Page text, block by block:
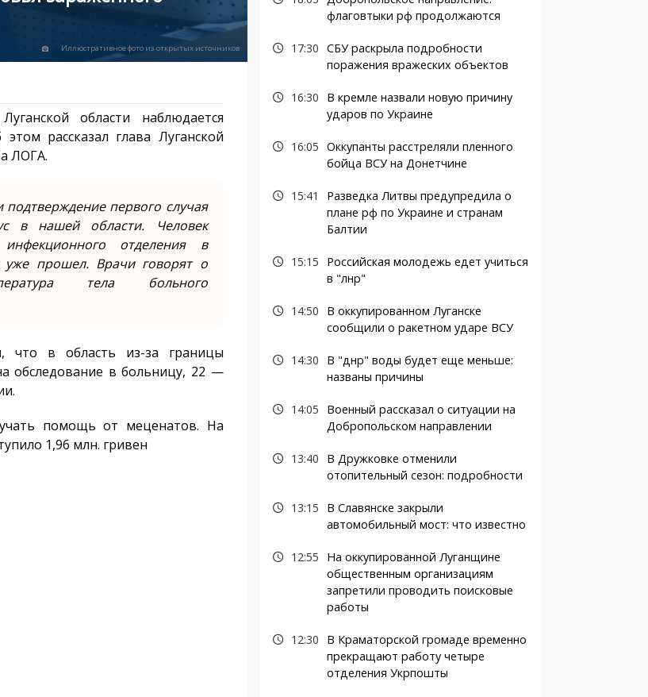
Иллюстративное фото из открытых источников
области наблюдается
рассказал глава Луганской
ЛОГА.
первого случая
в нашей области. Человек
отделения в
прошел. Врачи говорят о
тела больного
что в область из-за границы
обследование в больницу, 22 —
помощь от меценатов. На
1,96 млн. гривен
флаговтыки рф продолжаются
17:30 СБУ раскрыла подробности
поражения вражеских объектов
16:30
В кремле назвали новую причину
ударов по Украине
16:05 Оккупанты расстреляли пленного
бойца ВСУ на Донетчине
15:41
Разведка Литвы предупредила о
плане рф по Украине и странам
Балтии
15:15
Российская молодежь едет учиться
в "лнр"
14:50
В оккупированном Луганске
сообщили о ракетном ударе ВСУ
14:30
В "днр" воды будет еще меньше:
названы причины
14:05
Военный рассказал о ситуации на
Добропольском направлении
13:40
В Дружковке отменили
отопительный сезон: подробности
13:15
В Славянске закрыли
автомобильный мост: что известно
12:55
На оккупированной Луганщине
общественным организациям
запретили проводить поисковые
работы
12:30
В Краматорской громаде временно
прекращают работу четыре
отделения Укрпошты